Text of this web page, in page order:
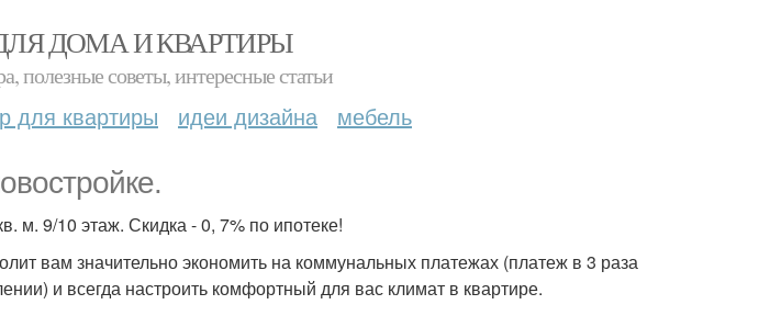
ДОМА И КВАРТИРЫ
полезные советы, интересные статьи
для квартиры идеи дизайна мебель
м. 9/10 этаж. Скидка - 0, 7% по ипотеке!
вам значительно экономить на коммунальных платежах (платеж в 3 раза
и всегда настроить комфортный для вас климат в квартире.